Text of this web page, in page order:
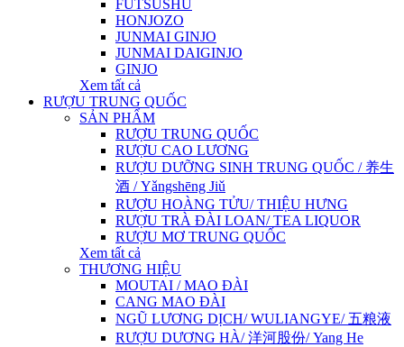
FUTSUSHU
HONJOZO
JUNMAI GINJO
JUNMAI DAIGINJO
GINJO
Xem tất cả
RƯỢU TRUNG QUỐC
SẢN PHẨM
RƯỢU TRUNG QUỐC
RƯỢU CAO LƯƠNG
RƯỢU DƯỠNG SINH TRUNG QUỐC / 养生
酒 / Yǎngshēng Jiǔ
RƯỢU HOÀNG TỬU/ THIỆU HƯNG
RƯỢU TRÀ ĐÀI LOAN/ TEA LIQUOR
RƯỢU MƠ TRUNG QUỐC
Xem tất cả
THƯƠNG HIỆU
MOUTAI / MAO ĐÀI
CANG MAO ĐÀI
NGŨ LƯƠNG DỊCH/ WULIANGYE/ 五粮液
RƯỢU DƯƠNG HÀ/ 洋河股份/ Yang He